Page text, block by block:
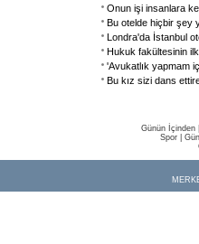
Onun işi insanlara
Bu otelde hiçbir şey
Londra'da İstanbul
Hukuk fakültesinin
'Avukatlık yapmam
Bu kız sizi dans
Günün İçinden
Spor